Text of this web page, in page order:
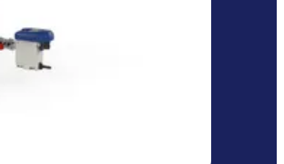
Verdichtung
niedrigen